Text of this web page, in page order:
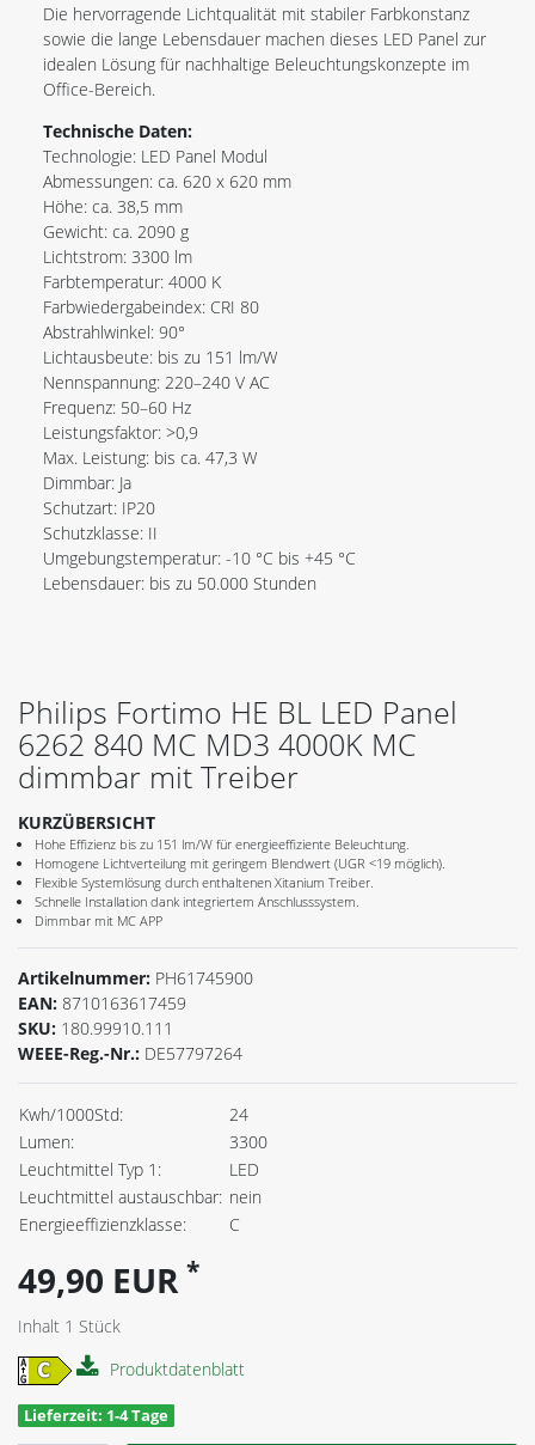
Die hervorragende Lichtqualität mit stabiler Farbkonstanz
sowie die lange Lebensdauer machen dieses LED Panel zur
idealen Lösung für nachhaltige Beleuchtungskonzepte im
Office-Bereich.
Technische Daten:
Technologie: LED Panel Modul
Abmessungen: ca. 620 x 620 mm
Höhe: ca. 38,5 mm
Gewicht: ca. 2090 g
Lichtstrom: 3300 lm
Farbtemperatur: 4000 K
Farbwiedergabeindex: CRI 80
Abstrahlwinkel: 90°
Lichtausbeute: bis zu 151 lm/W
Nennspannung: 220–240 V AC
Frequenz: 50–60 Hz
Leistungsfaktor: >0,9
Max. Leistung: bis ca. 47,3 W
Dimmbar: Ja
Schutzart: IP20
Schutzklasse: II
Umgebungstemperatur: -10 °C bis +45 °C
Lebensdauer: bis zu 50.000 Stunden
Philips Fortimo HE BL LED Panel
6262 840 MC MD3 4000K MC
dimmbar mit Treiber
KURZÜBERSICHT
Hohe Effizienz bis zu 151 lm/W für energieeffiziente Beleuchtung.
Homogene Lichtverteilung mit geringem Blendwert (UGR <19 möglich).
Flexible Systemlösung durch enthaltenen Xitanium Treiber.
Schnelle Installation dank integriertem Anschlusssystem.
Dimmbar mit MC APP
Artikelnummer: PH61745900
EAN: 8710163617459
SKU: 180.99910.111
WEEE-Reg.-Nr.: DE57797264
Kwh/1000Std:
24
Lumen:
3300
Leuchtmittel Typ 1:
LED
Leuchtmittel austauschbar: nein
Energieeffizienzklasse:
C
49,90 EUR *
Inhalt 1 Stück
Produktdatenblatt
Lieferzeit: 1-4 Tage